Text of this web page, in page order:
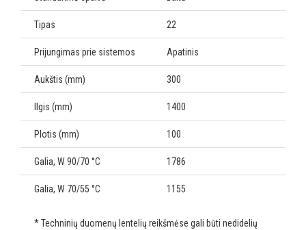
Tipas 22
Prijungimas prie sistemos Apatinis
Aukštis (mm) 300
Ilgis (mm) 1400
Plotis (mm) 100
Galia, W 90/70 °C 1786
Galia, W 70/55 °C 1155
* Techninių duomenų lentelių reikšmėse gali būti nedidelių